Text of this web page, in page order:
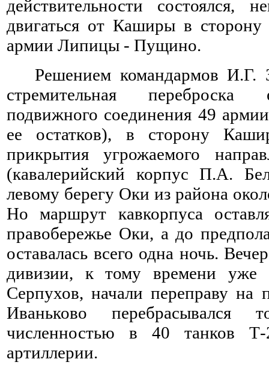
действительности
двигаться от Каширы в
армии Липицы - Пущино.
Решением командармов И.Г.
стремительная переброска
подвижного соединения 49
ее остатков), в сторону
прикрытия угрожаемого
(кавалерийский корпус П.А.
левому берегу Оки из района
Но маршрут кавкорпуса
правобережье Оки, а до
оставалась всего одна ночь.
дивизии, к тому времени уже
Серпухов, начали переправу
Иваньково
численностью в 40 танков
артиллерии.